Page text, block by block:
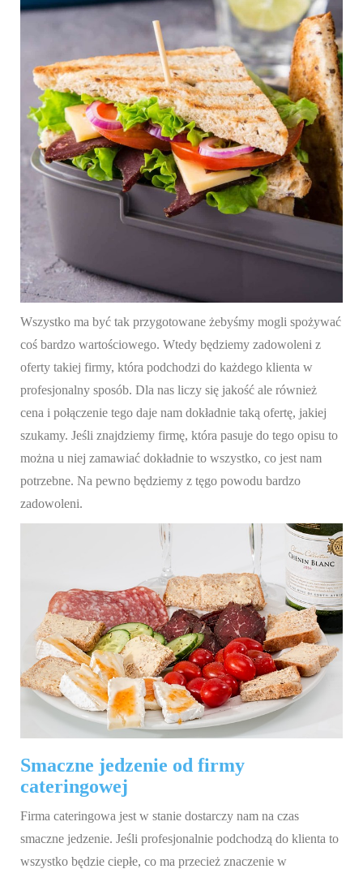
Wszystko ma być tak przygotowane żebyśmy mogli spożywać
coś bardzo wartościowego. Wtedy będziemy zadowoleni z
oferty takiej firmy, która podchodzi do każdego klienta w
profesjonalny sposób. Dla nas liczy się jakość ale również
cena i połączenie tego daje nam dokładnie taką ofertę, jakiej
szukamy. Jeśli znajdziemy firmę, która pasuje do tego opisu to
można u niej zamawiać dokładnie to wszystko, co jest nam
potrzebne. Na pewno będziemy z tęgo powodu bardzo
zadowoleni.
Smaczne jedzenie od firmy
cateringowej
Firma cateringowa jest w stanie dostarczy nam na czas
smaczne jedzenie. Jeśli profesjonalnie podchodzą do klienta to
wszystko będzie ciepłe, co ma przecież znaczenie w